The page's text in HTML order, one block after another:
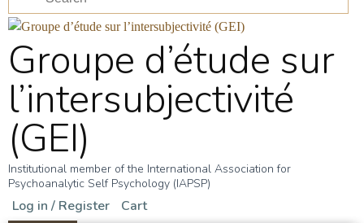
Groupe d’étude sur
l’intersubjectivité
(GEI)
Institutional member of the International Association for
Psychoanalytic Self Psychology (IAPSP)
Log in / Register
Cart